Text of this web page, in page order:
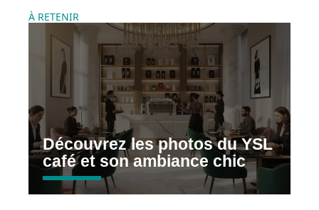
À RETENIR
Découvrez les photos du YSL
café et son ambiance chic